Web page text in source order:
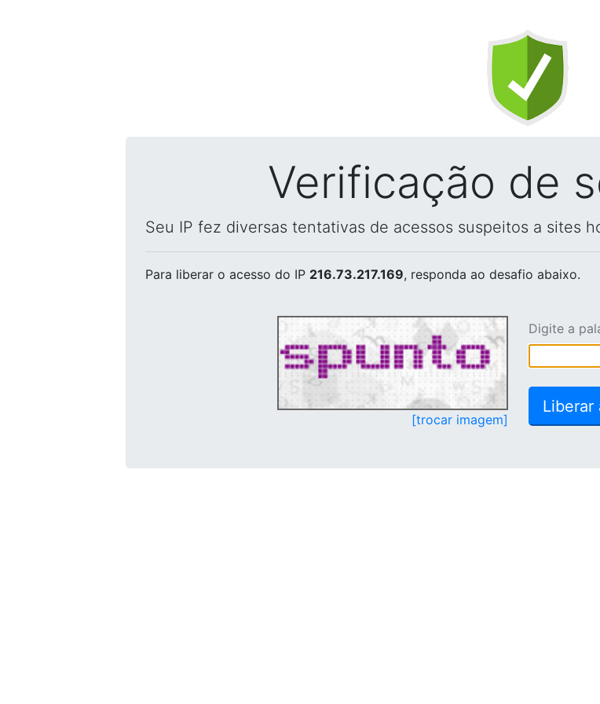
Verificação de
Seu IP fez diversas tentativas de acessos suspeitos a sites
Para liberar o acesso do IP 216.73.217.169, responda ao desafio abaixo.
[trocar imagem]
Digite a